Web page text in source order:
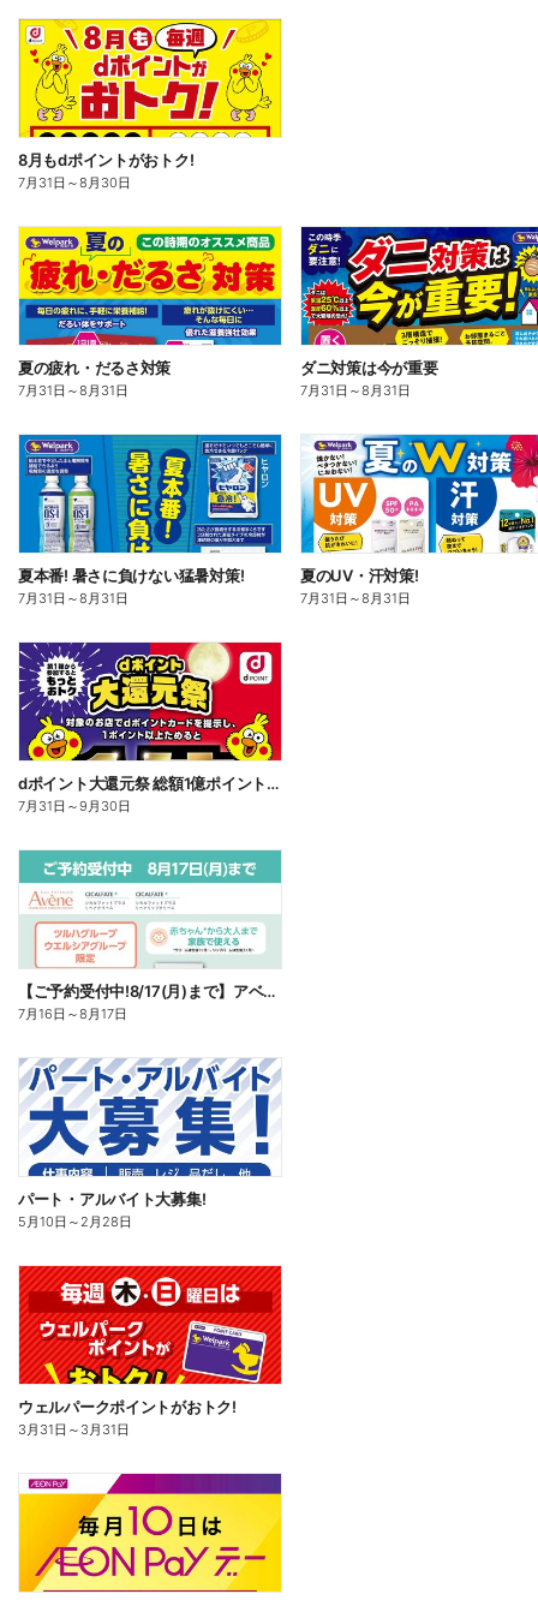
8月もdポイントがおトク!
7月31日 ～8月30日
夏の疲れ・だるさ対策
7月31日 ～8月31日
ダニ対策は今が重要
7月31日 ～8月31日
夏本番! 暑さに負けない猛暑対策!
7月31日 ～8月31日
夏のUV・汗対策!
7月31日 ～8月31日
dポイント大還元祭 総額1億ポイント山分けキャンペーン
7月31日 ～9月30日
【ご予約受付中!8/17(月)まで】アベンヌ シカルファット
7月16日 ～8月17日
パート・アルバイト大募集!
5月10日 ～ 2月28日
ウェルパークポイントがおトク!
3月31日 ～ 3月31日